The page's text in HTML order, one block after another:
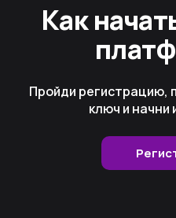
Как
Пройди регистрацию,
ключ и начни